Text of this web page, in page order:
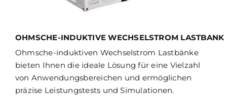
OHMSCHE-INDUKTIVE WECHSELSTROM LASTBANK
Ohmsche-induktiven Wechselstrom Lastbänke
bieten Ihnen die ideale Lösung für eine Vielzahl
von Anwendungsbereichen und ermöglichen
präzise Leistungstests und Simulationen.